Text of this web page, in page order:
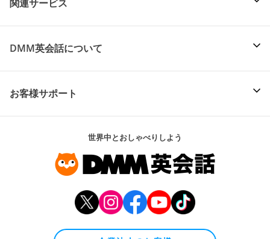
関連サービス
DMM英会話について
お客様サポート
世界中とおしゃべりしよう